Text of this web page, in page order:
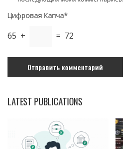
Цифровая Капча*
65 + = 72
LATEST PUBLICATIONS